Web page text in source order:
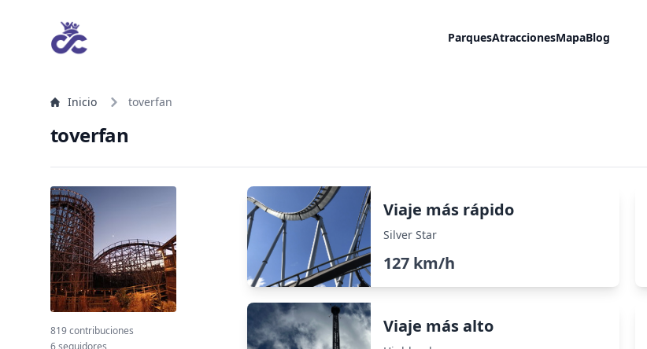
ParquesAtraccionesMapaBlog
Inicio toverfan
toverfan
819 contribuciones
6 seguidores
Viaje más rápido
Silver Star
127 km/h
Viaje más alto